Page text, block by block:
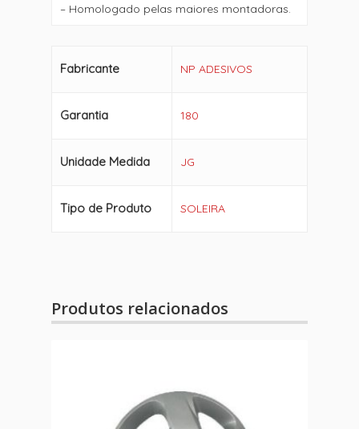
– Homologado pelas maiores montadoras.
Fabricante NP ADESIVOS
Garantia 180
Unidade Medida JG
Tipo de Produto SOLEIRA
Produtos relacionados